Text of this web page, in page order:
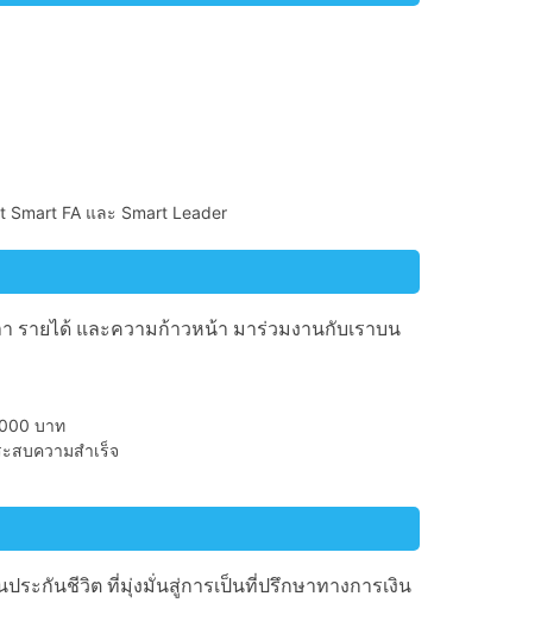
FA และ Smart Leader
รายได้ และความก้าวหน้า มาร่วมงานกับเราบน
บาท
สบความสำเร็จ
ระกันชีวิต ที่มุ่งมั่นสู่การเป็นที่ปรึกษาทางการเงิน